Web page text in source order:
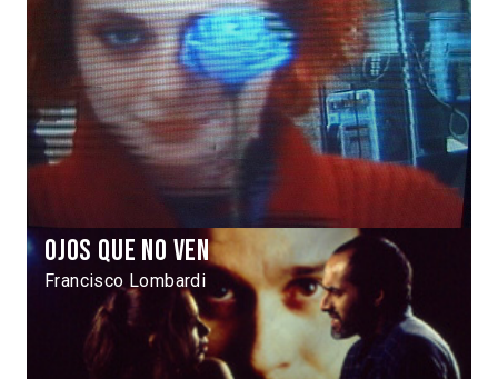
Ojos que no ven
Francisco Lombardi